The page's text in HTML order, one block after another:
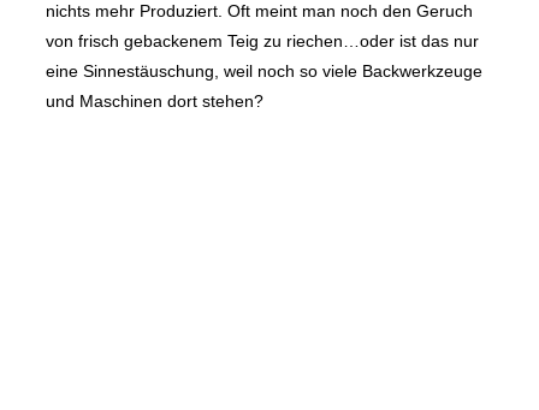
nichts mehr Produziert. Oft meint man noch den Geruch
von frisch gebackenem Teig zu riechen…oder ist das nur
eine Sinnestäuschung, weil noch so viele Backwerkzeuge
und Maschinen dort stehen?